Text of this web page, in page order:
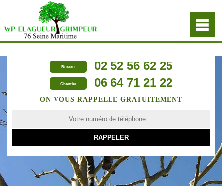
Bureau 02 52 56 62 25
Chantier 06 64 71 21 22
ON VOUS RAPPELLE GRATUITEMENT